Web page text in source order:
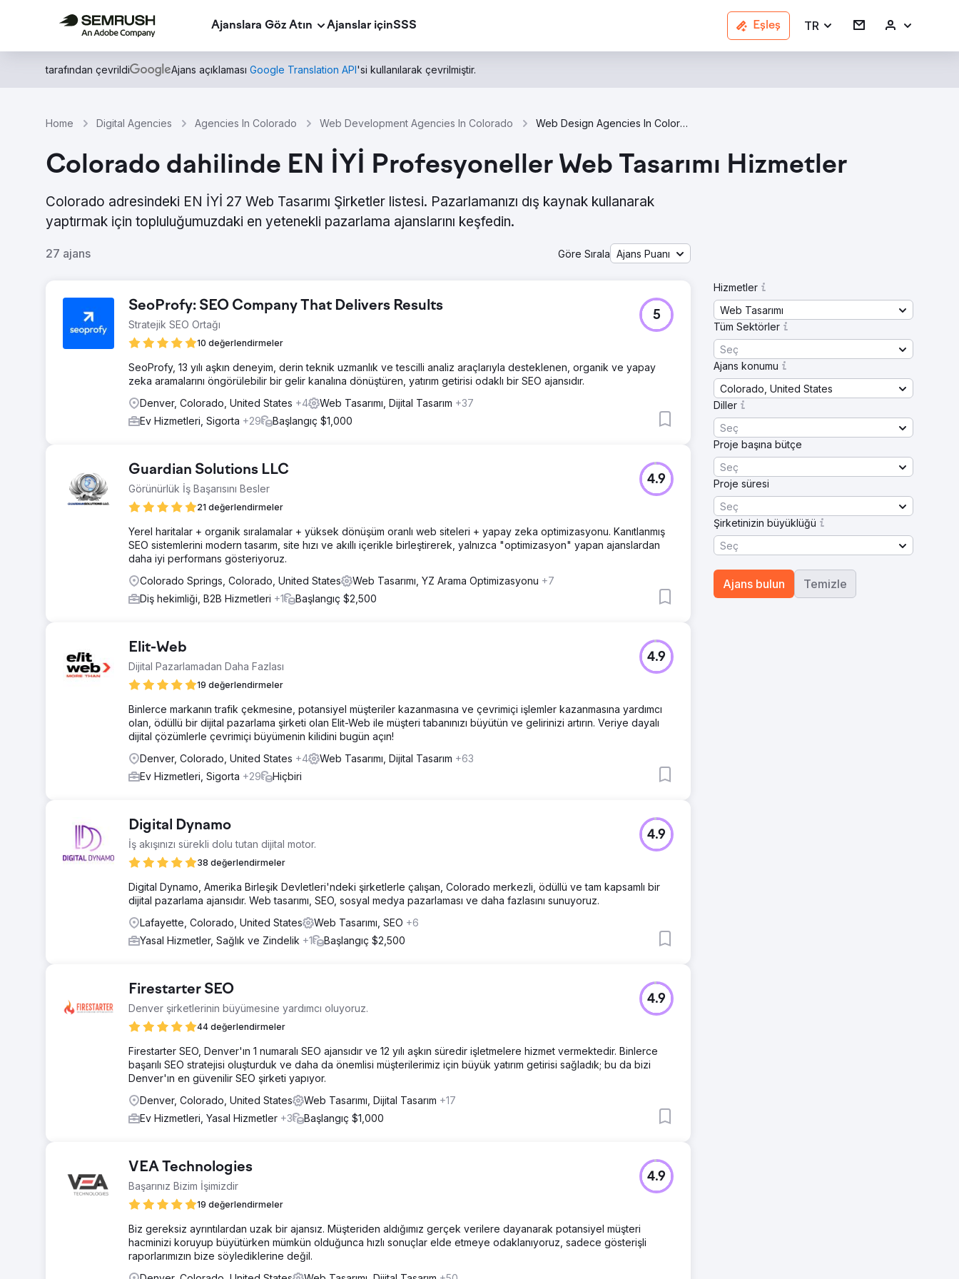
Ajanslara Göz Atın Ajanslar içinSSS Eşleş TR
tarafından çevrildi Ajans açıklaması Google Translation API'si kullanılarak çevrilmiştir.
Home Digital Agencies Agencies In Colorado Web Development Agencies In Colorado Web Design Agencies In Colorado
Colorado dahilinde EN İYİ Profesyoneller Web Tasarımı Hizmetler
Colorado adresindeki EN İYİ 27 Web Tasarımı Şirketler listesi. Pazarlamanızı dış kaynak kullanarak
yaptırmak için topluluğumuzdaki en yetenekli pazarlama ajanslarını keşfedin.
27 ajans Göre Sırala Ajans Puanı
SeoProfy: SEO Company That Delivers Results
Stratejik SEO Ortağı
10 değerlendirmeler
5
SeoProfy, 13 yılı aşkın deneyim, derin teknik uzmanlık ve tescilli analiz araçlarıyla desteklenen, organik ve yapay
zeka aramalarını öngörülebilir bir gelir kanalına dönüştüren, yatırım getirisi odaklı bir SEO ajansıdır.
Denver, Colorado, United States +4 Web Tasarımı, Dijital Tasarım +37
Ev Hizmetleri, Sigorta +29 Başlangıç $1,000
Guardian Solutions LLC
Görünürlük İş Başarısını Besler
21 değerlendirmeler
4.9
Yerel haritalar + organik sıralamalar + yüksek dönüşüm oranlı web siteleri + yapay zeka optimizasyonu. Kanıtlanmış
SEO sistemlerini modern tasarım, site hızı ve akıllı içerikle birleştirerek, yalnızca "optimizasyon" yapan ajanslardan
daha iyi performans gösteriyoruz.
Colorado Springs, Colorado, United States
Web Tasarımı, YZ Arama Optimizasyonu +7
Diş hekimliği, B2B Hizmetleri +1 Başlangıç $2,500
Elit-Web
Dijital Pazarlamadan Daha Fazlası
19 değerlendirmeler
4.9
Binlerce markanın trafik çekmesine, potansiyel müşteriler kazanmasına ve çevrimiçi işlemler kazanmasına yardımcı
olan, ödüllü bir dijital pazarlama şirketi olan Elit-Web ile müşteri tabanınızı büyütün ve gelirinizi artırın. Veriye dayalı
dijital çözümlerle çevrimiçi büyümenin kilidini bugün açın!
Denver, Colorado, United States +4 Web Tasarımı, Dijital Tasarım +63
Ev Hizmetleri, Sigorta +29 Hiçbiri
Digital Dynamo
İş akışınızı sürekli dolu tutan dijital motor.
38 değerlendirmeler
4.9
Digital Dynamo, Amerika Birleşik Devletleri'ndeki şirketlerle çalışan, Colorado merkezli, ödüllü ve tam kapsamlı bir
dijital pazarlama ajansıdır. Web tasarımı, SEO, sosyal medya pazarlaması ve daha fazlasını sunuyoruz.
Lafayette, Colorado, United States
Web Tasarımı, SEO +6
Yasal Hizmetler, Sağlık ve Zindelik +1 Başlangıç $2,500
Firestarter SEO
Denver şirketlerinin büyümesine yardımcı oluyoruz.
44 değerlendirmeler
4.9
Firestarter SEO, Denver'ın 1 numaralı SEO ajansıdır ve 12 yılı aşkın süredir işletmelere hizmet vermektedir. Binlerce
başarılı SEO stratejisi oluşturduk ve daha da önemlisi müşterilerimiz için büyük yatırım getirisi sağladık; bu da bizi
Denver'ın en güvenilir SEO şirketi yapıyor.
Denver, Colorado, United States
Web Tasarımı, Dijital Tasarım +17
Ev Hizmetleri, Yasal Hizmetler +3 Başlangıç $1,000
VEA Technologies
Başarınız Bizim İşimizdir
19 değerlendirmeler
4.9
Biz gereksiz ayrıntılardan uzak bir ajansız. Müşteriden aldığımız gerçek verilere dayanarak potansiyel müşteri
hacminizi koruyup büyütürken mümkün olduğunca hızlı sonuçlar elde etmeye odaklanıyoruz, sadece gösterişli
raporlarımızın bize söylediklerine değil.
Hizmetler
Web Tasarımı
Tüm Sektörler
Seç
Ajans konumu
Colorado, United States
Diller
Seç
Proje başına bütçe
Seç
Proje süresi
Seç
Şirketinizin büyüklüğü
Seç
Ajans bulun Temizle